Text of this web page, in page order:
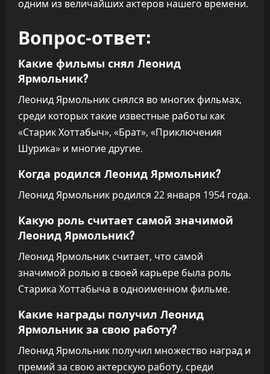
одним из величайших актеров нашего времени.
Вопрос-ответ:
Какие фильмы снял Леонид
Ярмольник?
Леонид Ярмольник снялся во многих фильмах,
среди которых такие известные работы как
«Старик Хоттабыч», «Брат», «Приключения
Шурика» и многие другие.
Когда родился Леонид Ярмольник?
Леонид Ярмольник родился 22 января 1954 года.
Какую роль считает самой значимой
Леонид Ярмольник?
Леонид Ярмольник считает, что самой
значимой ролью в своей карьере была роль
Старика Хоттабыча в одноименном фильме.
Какие награды получил Леонид
Ярмольник за свою работу?
Леонид Ярмольник получил множество наград и
премий за свою актерскую работу, среди